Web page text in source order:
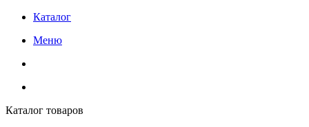
Каталог
Меню
Каталог товаров